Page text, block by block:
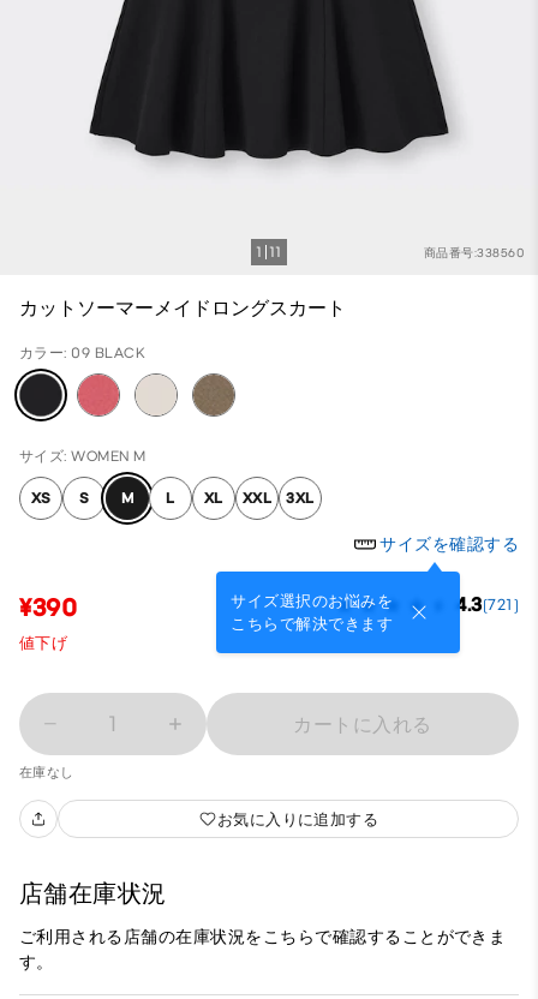
商品番号:338560
1 11
カットソーマーメイドロングスカート
カラー: 09 BLACK
サイズ: WOMEN M
XS S M L XL XXL 3XL
サイズを確認する
サイズ選択のお悩みを
こちらで解決できます
¥390 4.3(721)
値下げ
1 カートに入れる
在庫なし
お気に入りに追加する
店舗在庫状況
ご利用される店舗の在庫状況をこちらで確認することができま
す。